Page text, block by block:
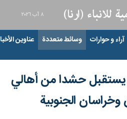
٨ آب ٢٠٢٦
آراء و حوارات وسائط متعددة عناوين
يستقبل حشدا من أهالي
الجنوبية